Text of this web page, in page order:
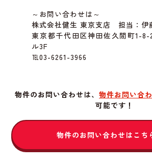
～お問い合わせは～
株式会社健生 東京支店 担当：伊
東京都千代田区神田佐久間町1-
ル3F
℡03-6261-3966
物件のお問い合わせは、 物件お問い合
可能です！
物件のお問い合わせはこち